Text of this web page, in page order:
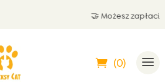
🤝 Możesz zapłacić
(0)